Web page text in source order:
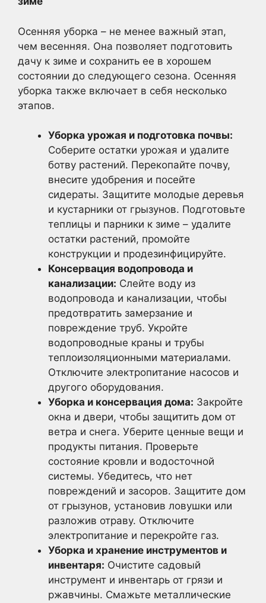
Осенняя уборка – не менее важный этап,
чем весенняя. Она позволяет подготовить
дачу к зиме и сохранить ее в хорошем
состоянии до следующего сезона. Осенняя
уборка также включает в себя несколько
этапов.
Уборка урожая и подготовка почвы:
Соберите остатки урожая и удалите
ботву растений. Перекопайте почву,
внесите удобрения и посейте
сидераты. Защитите молодые деревья
и кустарники от грызунов. Подготовьте
теплицы и парники к зиме – удалите
остатки растений, промойте
конструкции и продезинфицируйте.
Консервация водопровода и
канализации: Слейте воду из
водопровода и канализации, чтобы
предотвратить замерзание и
повреждение труб. Укройте
водопроводные краны и трубы
теплоизоляционными материалами.
Отключите электропитание насосов и
другого оборудования.
Уборка и консервация дома: Закройте
окна и двери, чтобы защитить дом от
ветра и снега. Уберите ценные вещи и
продукты питания. Проверьте
состояние кровли и водосточной
системы. Убедитесь, что нет
повреждений и засоров. Защитите дом
от грызунов, установив ловушки или
разложив отраву. Отключите
электропитание и перекройте газ.
Уборка и хранение инструментов и
инвентаря: Очистите садовый
инструмент и инвентарь от грязи и
ржавчины. Смажьте металлические